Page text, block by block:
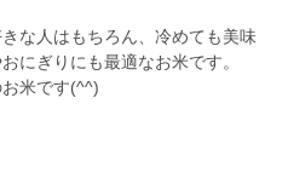
な人はもちろん、冷めても美味
にぎりにも最適なお米です。
米です(^^)